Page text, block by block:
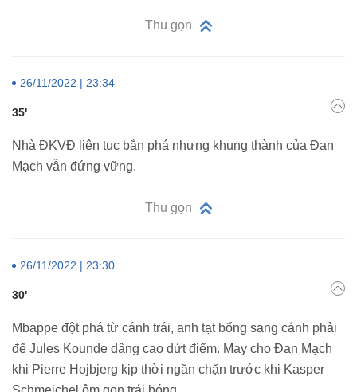
Thu gọn
26/11/2022 | 23:34
35'
Nhà ĐKVĐ liên tục bắn phá nhưng khung thành của Đan
Mạch vẫn đứng vững.
Thu gọn
26/11/2022 | 23:30
30'
Mbappe đột phá từ cánh trái, anh tạt bổng sang cánh phải
để Jules Kounde dâng cao dứt điểm. May cho Đan Mạch
khi Pierre Hojbjerg kịp thời ngăn chặn trước khi Kasper